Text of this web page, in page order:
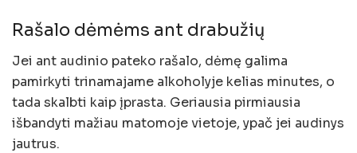
Rašalo dėmėms ant drabužių
Jei ant audinio pateko rašalo, dėmę galima
pamirkyti trinamajame alkoholyje kelias minutes, o
tada skalbti kaip įprasta. Geriausia pirmiausia
išbandyti mažiau matomoje vietoje, ypač jei audinys
jautrus.